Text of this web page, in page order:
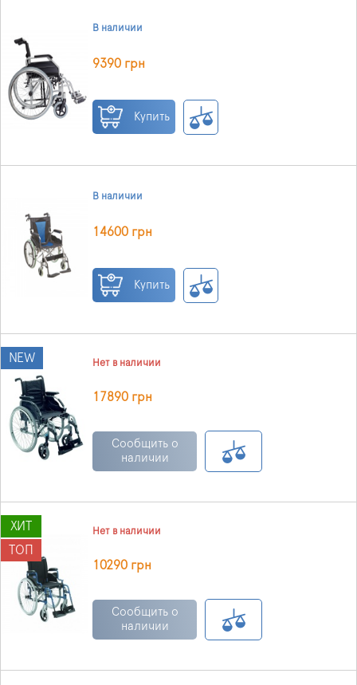
В наличии
9390 грн
Купить
В наличии
14600 грн
Купить
NEW Нет в наличии
17890 грн
Сообщить о
наличии
ХИТ
ТОП
Нет в наличии
10290 грн
Сообщить о
наличии